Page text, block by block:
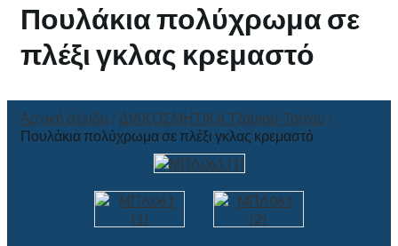
Πουλάκια πολύχρωμα σε
πλέξι γκλας κρεμαστό
Αρχική σελίδα / ΔΙΑΚΟΣΜΗΤΙΚΑ Τζαμιού-Τοίχου /
Πουλάκια πολύχρωμα σε πλέξι γκλας κρεμαστό